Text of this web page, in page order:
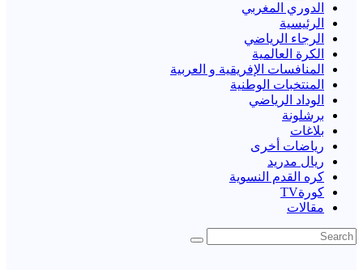
الدوري المغربي
الرئيسية
الرجاء الرياضي
الكرة العالمية
المنافسات الإفريقية و العربية
المنتخبات الوطنية
الوداد الرياضي
برشلونة
بلاغات
رياضات أخرى
ريال مدريد
كره القدم النسوية
كورةTV
مقالات